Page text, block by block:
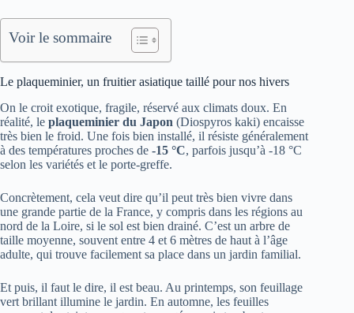
Voir le sommaire
Le plaqueminier, un fruitier asiatique taillé pour nos hivers
On le croit exotique, fragile, réservé aux climats doux. En
réalité, le plaqueminier du Japon (Diospyros kaki) encaisse
très bien le froid. Une fois bien installé, il résiste généralement
à des températures proches de -15 °C, parfois jusqu’à -18 °C
selon les variétés et le porte-greffe.
Concrètement, cela veut dire qu’il peut très bien vivre dans
une grande partie de la France, y compris dans les régions au
nord de la Loire, si le sol est bien drainé. C’est un arbre de
taille moyenne, souvent entre 4 et 6 mètres de haut à l’âge
adulte, qui trouve facilement sa place dans un jardin familial.
Et puis, il faut le dire, il est beau. Au printemps, son feuillage
vert brillant illumine le jardin. En automne, les feuilles